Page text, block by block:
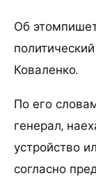
Об
Коваленко.
По его
генерал,
устройство
согласно